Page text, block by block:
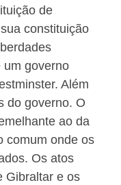
de
constituição
um governo
Além
do governo. O
ao da
comum onde os
Os atos
Gibraltar e os